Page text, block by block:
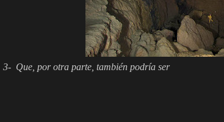
3- Que, por otra parte, también podría ser